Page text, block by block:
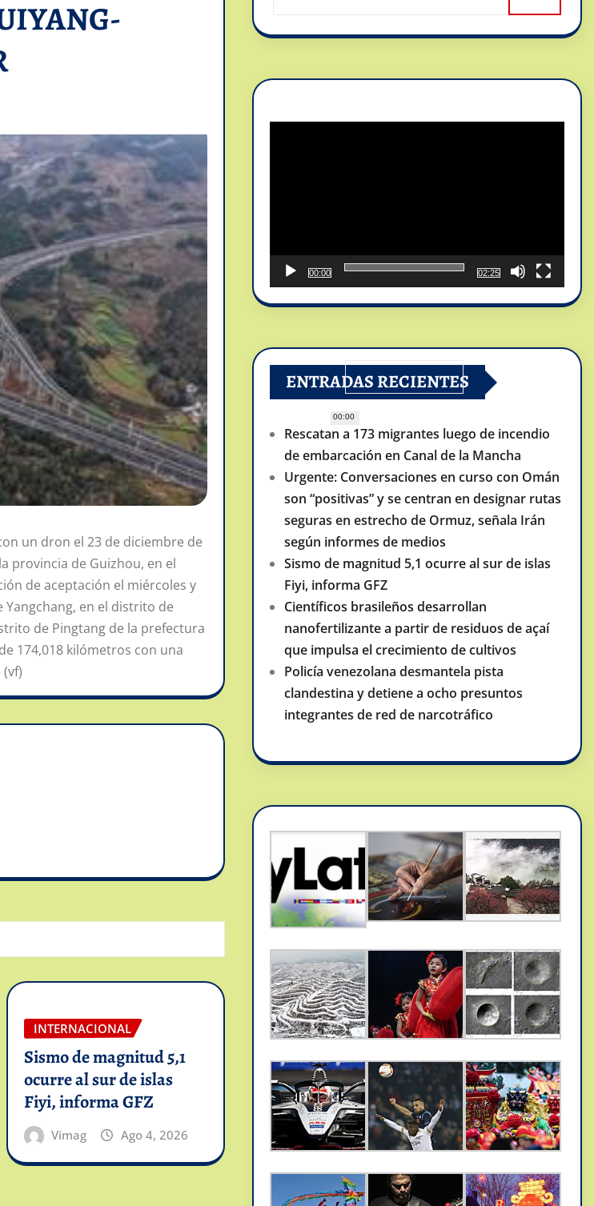
un dron el 23 de diciembre de
provincia de Guizhou, en el
de aceptación el miércoles y
en el distrito de
de Pingtang de la prefectura
174,018 kilómetros con una
INTERNACIONAL
Sismo de magnitud 5,1
ocurre al sur de islas
Fiyi, informa GFZ
Vimag Ago 4, 2026
00:00
00:00
02:25
ENTRADAS RECIENTES
Rescatan a 173 migrantes luego de incendio
de embarcación en Canal de la Mancha
Urgente: Conversaciones en curso con Omán
son “positivas” y se centran en designar rutas
seguras en estrecho de Ormuz, señala Irán
según informes de medios
Sismo de magnitud 5,1 ocurre al sur de islas
Fiyi, informa GFZ
Científicos brasileños desarrollan
nanofertilizante a partir de residuos de açaí
que impulsa el crecimiento de cultivos
Policía venezolana desmantela pista
clandestina y detiene a ocho presuntos
integrantes de red de narcotráfico